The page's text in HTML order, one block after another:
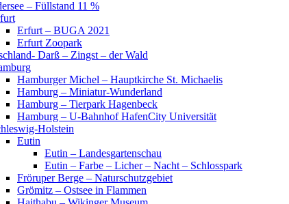
– Füllstand 11 %
Erfurt – BUGA 2021
Erfurt Zoopark
Darß – Zingst – der Wald
Hamburger Michel – Hauptkirche St. Michaelis
Hamburg – Miniatur-Wunderland
Hamburg – Tierpark Hagenbeck
Hamburg – U-Bahnhof HafenCity Universität
Holstein
Eutin
Eutin – Landesgartenschau
Eutin – Farbe – Licher – Nacht – Schlosspark
Fröruper Berge – Naturschutzgebiet
Grömitz – Ostsee in Flammen